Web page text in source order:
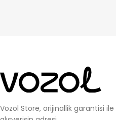
Vozol Store, orijinallik garantisi